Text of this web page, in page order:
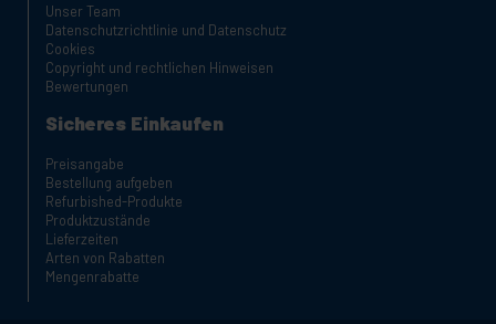
Unser Team
Datenschutzrichtlinie und Datenschutz
Cookies
Copyright und rechtlichen Hinweisen
Bewertungen
Sicheres Einkaufen
Preisangabe
Bestellung aufgeben
Refurbished-Produkte
Produktzustände
Lieferzeiten
Arten von Rabatten
Mengenrabatte